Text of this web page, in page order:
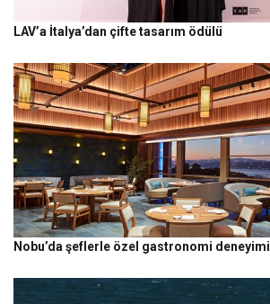
LAV’a İtalya’dan çifte tasarım ödülü
Nobu’da şeflerle özel gastronomi deneyimi